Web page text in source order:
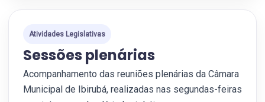
Atividades Legislativas
Sessões plenárias
Acompanhamento das reuniões plenárias da Câmara
Municipal de Ibirubá, realizadas nas segundas-feiras